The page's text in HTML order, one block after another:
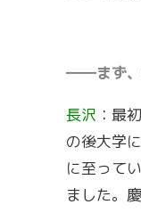
――まず、
長沢 ：最
の後大学
に至って
ました。